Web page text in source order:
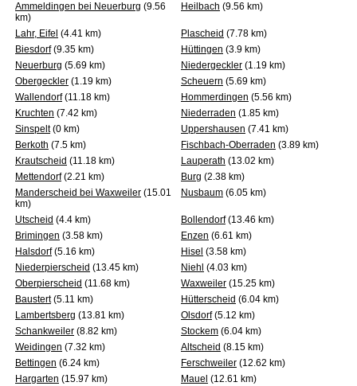
Ammeldingen bei Neuerburg (9.56
km)
Heilbach (9.56 km)
Lahr, Eifel (4.41 km) Plascheid (7.78 km)
Biesdorf(9.35 km) Hüttingen (3.9 km)
Neuerburg (5.69 km) Niedergeckler (1.19 km)
Obergeckler (1.19 km) Scheuern (5.69 km)
Wallendorf(11.18 km) Hommerdingen (5.56 km)
Kruchten (7.42 km) Niederraden (1.85 km)
Sinspelt(0 km) Uppershausen (7.41 km)
Berkoth (7.5 km) Fischbach-Oberraden (3.89 km)
Krautscheid (11.18 km) Lauperath (13.02 km)
Mettendorf(2.21 km) Burg (2.38 km)
Manderscheid bei Waxweiler (15.01
km)
Nusbaum (6.05 km)
Utscheid (4.4 km) Bollendorf(13.46 km)
Brimingen (3.58 km) Enzen (6.61 km)
Halsdorf(5.16 km) Hisel (3.58 km)
Niederpierscheid (13.45 km) Niehl (4.03 km)
Oberpierscheid (11.68 km) Waxweiler (15.25 km)
Baustert(5.11 km) Hütterscheid (6.04 km)
Lambertsberg (13.81 km) Olsdorf(5.12 km)
Schankweiler (8.82 km) Stockem (6.04 km)
Weidingen (7.32 km) Altscheid (8.15 km)
Bettingen (6.24 km) Ferschweiler (12.62 km)
Hargarten (15.97 km) Mauel (12.61 km)